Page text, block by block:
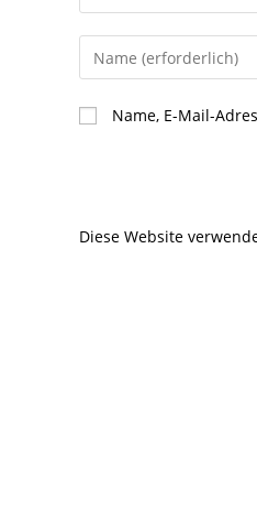
Gib
deinen
Namen
oder
ein
Name, E-Mail-
Diese Website